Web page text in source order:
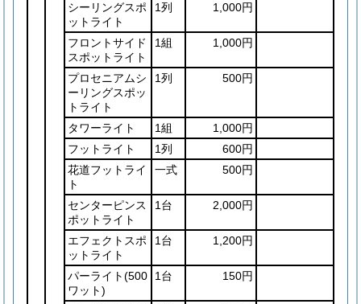
シーリングスポ
ットライト
1列 1,000円
フロントサイド
スポットライト
1組 1,000円
プロセニアムシ
ーリングスポッ
トライト
1列 500円
タワーライト 1組
1,000円
フットライト
1列
600円
花道フットライ
ト
一式 500円
センターピンス
ポットライト
1台 2,000円
エフェクトスポ
ットライト
1台 1,200円
パーライト(500
ワット)
1台 150円